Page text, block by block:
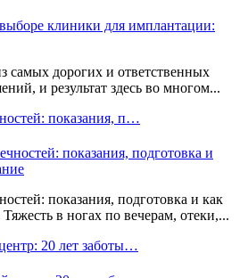
дорогих и ответственных
и результат здесь во многом...
показания, п…
показания, подготовка и как
в ногах по вечерам, отеки,...
20 лет заботы…